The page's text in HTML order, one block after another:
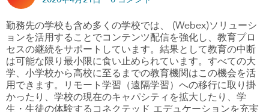
勤務先の学校も含め多くの学校では、 (Webex)ソリューシ
ョンを活用することでコンテンツ配信を強化し、教育プロ
セスの継続をサポートしています。結果として教育の中断
は可能な限り最小限に食い止められています。すべての大
学、小学校から高校に至るまでの教育機関はこの機会を活
用できます。リモート学習（遠隔学習）への移行に取り掛
かったり、学校の現在のキャパシティを拡大したり、学
生・生徒の体験するコネクテッド エデュケーションを充実